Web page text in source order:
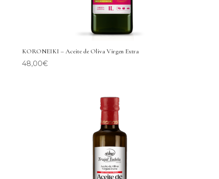
KORONEIKI – Aceite de Oliva Virgen Extra
48,00€